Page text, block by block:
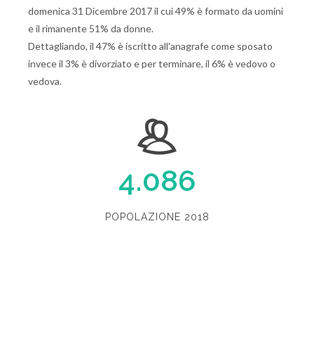
domenica 31 Dicembre 2017 il cui 49% è formato da uomini
e il rimanente 51% da donne.
Dettagliando, il 47% è iscritto all'anagrafe come sposato
invece il 3% è divorziato e per terminare, il 6% è vedovo o
vedova.
4.086
POPOLAZIONE 2018